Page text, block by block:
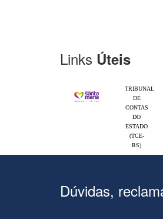
Links Úteis
TRIBUNAL
DE
CONTAS
DO
ESTADO
(TCE-
RS)
Dúvidas,